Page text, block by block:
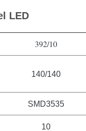
LED
392/10
140/140
SMD3535
10